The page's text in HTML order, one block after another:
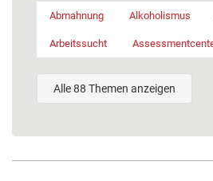
Abmahnung Alkoholismus
Arbeitssucht
Alle 88 Themen anzeigen